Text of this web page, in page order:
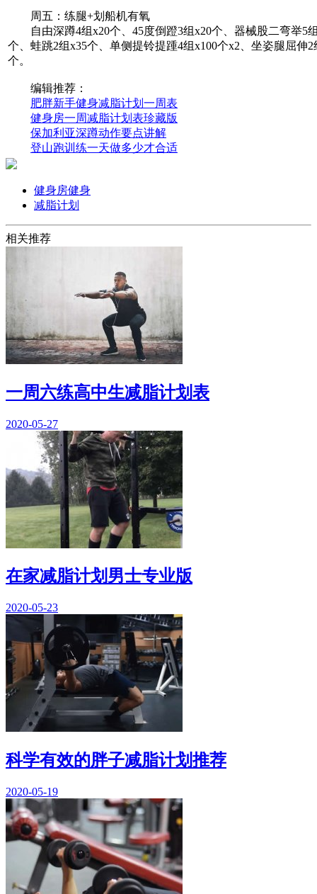
周五：练腿+划船机有氧
自由深蹲4组x20个、45度倒蹬3组x20个、器械股二弯举5
个、蛙跳2组x35个、单侧提铃提踵4组x100个x2、坐姿腿屈伸2
个。
编辑推荐：
肥胖新手健身减脂计划一周表
健身房一周减脂计划表珍藏版
保加利亚深蹲动作要点讲解
登山跑训练一天做多少才合适
健身房健身
减脂计划
相关推荐
一周六练高中生减脂计划表
2020-05-27
在家减脂计划男士专业版
2020-05-23
科学有效的胖子减脂计划推荐
2020-05-19